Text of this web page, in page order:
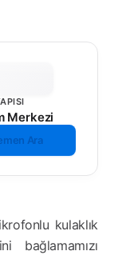
Merkezi
Ara
kulaklık